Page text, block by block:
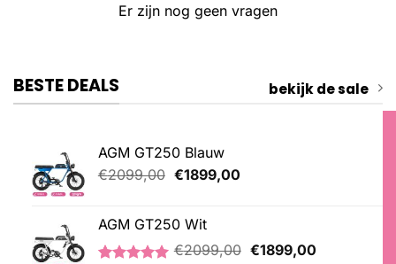
Er zijn nog geen vragen
BESTE DEALS bekijk de sale
AGM GT250 Blauw
€2099,00 Oorspronkelijke
€2099,00.
€1899,00Huidige
AGM GT250 Wit
€2099,00 Oorspronkelijke
€1899,00Huidige